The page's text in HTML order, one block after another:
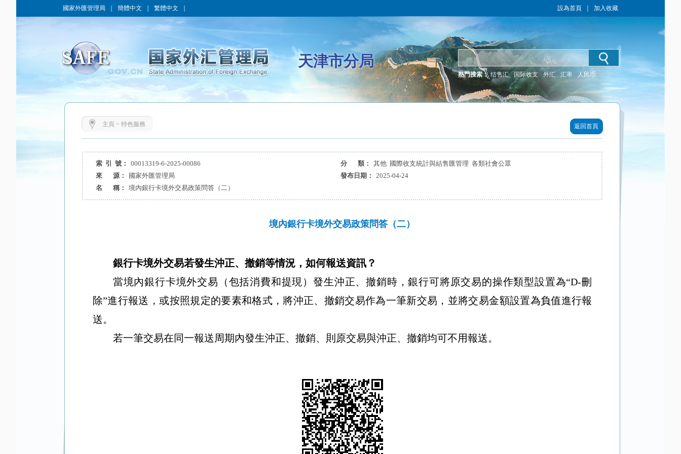
國家外匯管理局 簡體中文 繁體中文 設為首頁 加入收藏
天津市分局
熱門搜索： 结售汇 国际收支 外汇 汇率 人民币
主頁 > 特色服務 返回首頁
索 引 號： 00013319-6-2025-00086 分 類：
其他 國際收支統計與結售匯管理 各類社會公眾
來 源：
國家外匯管理局 發布日期：
2025-04-24
名 稱：
境內銀行卡境外交易政策問答（二）
境內銀行卡境外交易政策問答（二）
銀行卡境外交易若發生沖正、撤銷等情況，如何報送資訊？
當境內銀行卡境外交易（包括消費和提現）發生沖正、撤銷時，銀行可將原交易的操作類型設置為“D-刪
除”進行報送，或按照規定的要素和格式，將沖正、撤銷交易作為一筆新交易，並將交易金額設置為負值進行報
送。
若一筆交易在同一報送周期內發生沖正、撤銷、則原交易與沖正、撤銷均可不用報送。